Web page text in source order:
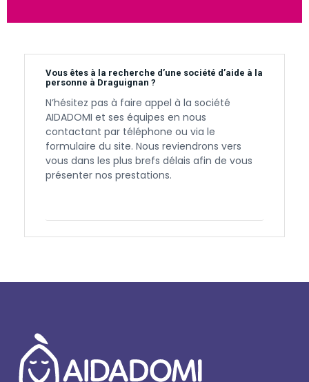
Vous êtes à la recherche d’une société d’aide à la
personne à Draguignan ?
N’hésitez pas à faire appel à la société
AIDADOMI et ses équipes en nous
contactant par téléphone ou via le
formulaire du site. Nous reviendrons vers
vous dans les plus brefs délais afin de vous
présenter nos prestations.